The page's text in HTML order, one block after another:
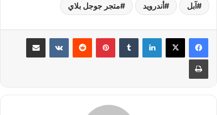
آبل أندرويد متجر جوجل بلاي
لينكدإن بينتيريست مشاركة عبر البريد
طباعة